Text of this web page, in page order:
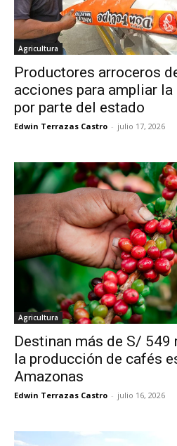
Agricultura
Productores arroceros
acciones para ampliar
por parte del estado
Edwin Terrazas Castro - julio 17, 2026
Agricultura
Destinan más de S/
la producción de cafés
Amazonas
Edwin Terrazas Castro - julio 16, 2026